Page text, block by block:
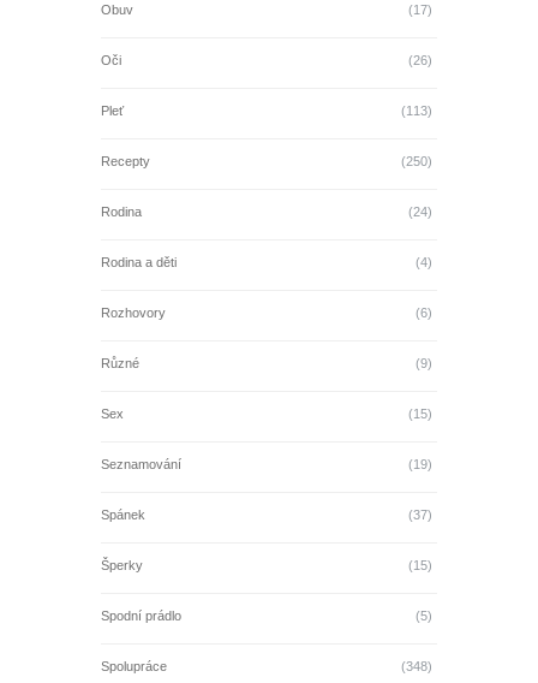
Obuv (17)
Oči (26)
Pleť (113)
Recepty (250)
Rodina (24)
Rodina a děti (4)
Rozhovory (6)
Různé (9)
Sex (15)
Seznamování (19)
Spánek (37)
Šperky (15)
Spodní prádlo (5)
Spolupráce (348)